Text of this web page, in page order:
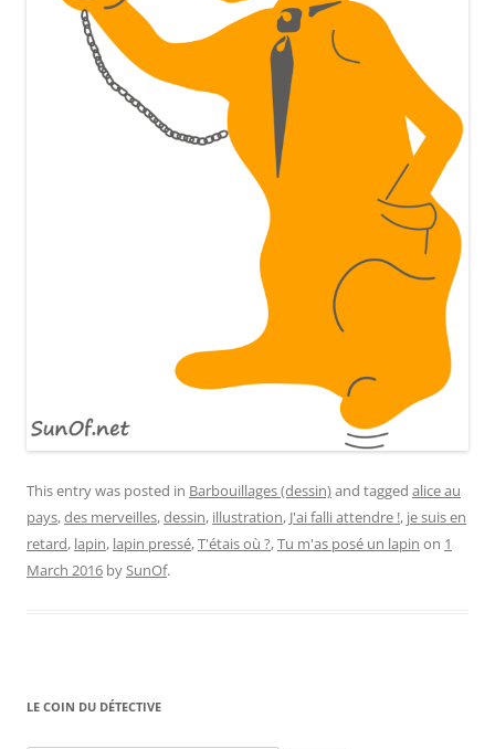
This entry was posted in Barbouillages (dessin)and tagged alice au
pays,des merveilles,dessin, illustration, J'ai falli attendre !, je suis en
retard, lapin, lapin pressé,T'étais où ?,Tu m'as posé un lapin on 1
March 2016 bySunOf.
LE COIN DU DÉTECTIVE